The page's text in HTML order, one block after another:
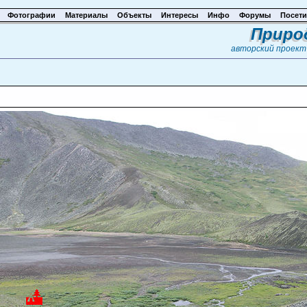
Фотографии Материалы Объекты Интересы Инфо Форумы
авторский